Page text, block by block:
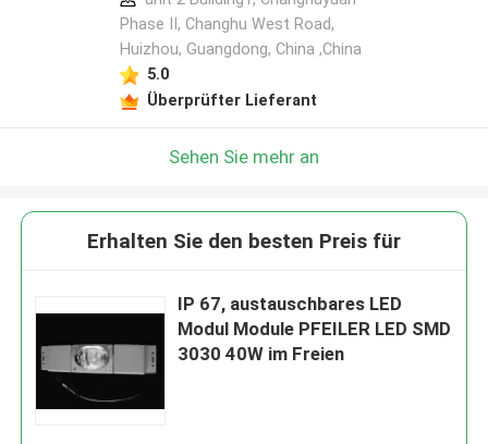
Phase II, Changhu West Road,
Huizhou, Guangdong, China ,China
5.0
Überprüfter Lieferant
Sehen Sie mehr an
Erhalten Sie den besten Preis für
IP 67, austauschbares LED
Modul Module PFEILER LED SMD
3030 40W im Freien